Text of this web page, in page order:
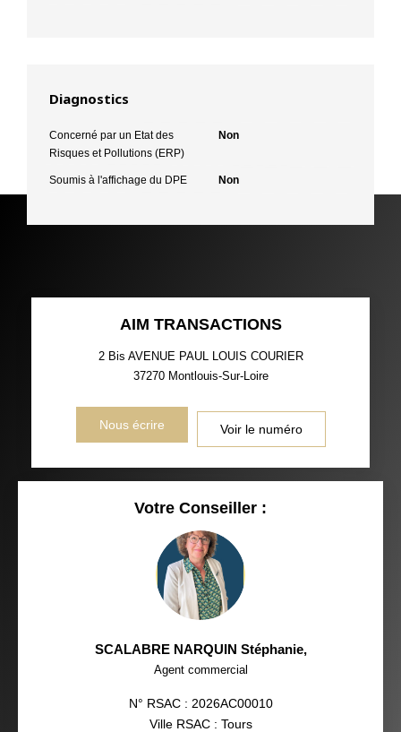
Diagnostics
Concerné par un Etat des
Risques et Pollutions (ERP)
Non
Soumis à l'affichage du DPE Non
AIM TRANSACTIONS
2 Bis AVENUE PAUL LOUIS COURIER
37270 Montlouis-Sur-Loire
Nous écrire Voir le numéro
Votre Conseiller :
SCALABRE NARQUIN Stéphanie,
Agent commercial
N° RSAC : 2026AC00010
Ville RSAC : Tours